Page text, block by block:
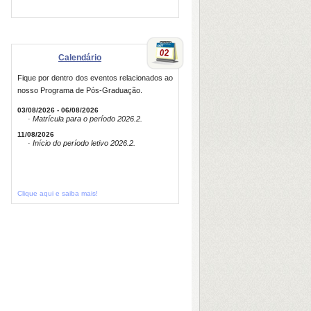
Calendário
Fique por dentro dos eventos relacionados ao
nosso Programa de Pós-Graduação.
03/08/2026 - 06/08/2026
· Matrícula para o período 2026.2.
11/08/2026
· Início do período letivo 2026.2.
Clique aqui e saiba mais!